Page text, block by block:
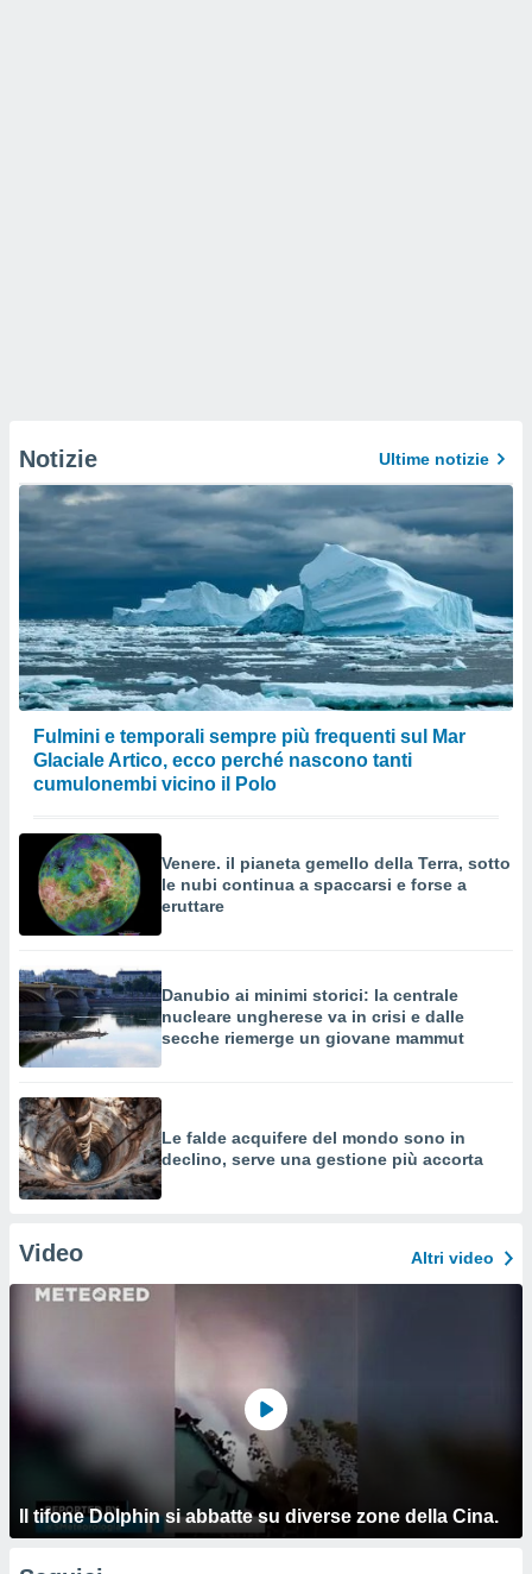
Notizie Ultime notizie
Fulmini e temporali sempre più frequenti sul Mar
Glaciale Artico, ecco perché nascono tanti
cumulonembi vicino il Polo
Venere. il pianeta gemello della Terra, sotto
le nubi continua a spaccarsi e forse a
eruttare
Danubio ai minimi storici: la centrale
nucleare ungherese va in crisi e dalle
secche riemerge un giovane mammut
Le falde acquifere del mondo sono in
declino, serve una gestione più accorta
Video Altri video
Il tifone Dolphin si abbatte su diverse zone della Cina.